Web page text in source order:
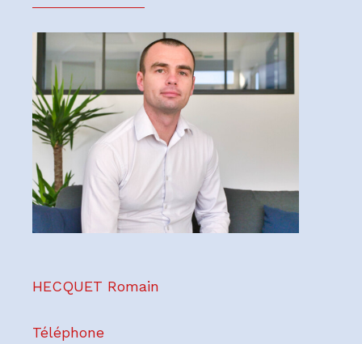
HECQUET Romain
Téléphone